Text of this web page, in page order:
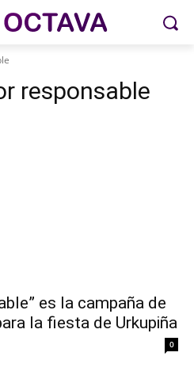
responsable
es la campaña de
la fiesta de Urkupiña
0